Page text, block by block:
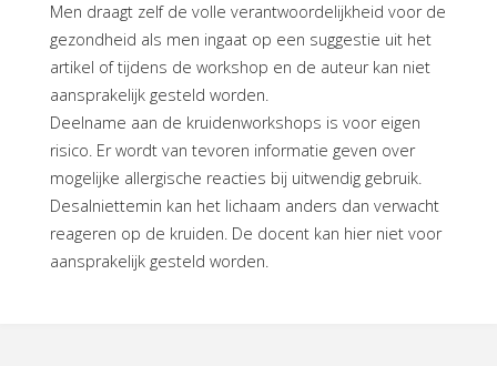
Men draagt zelf de volle verantwoordelijkheid voor de
gezondheid als men ingaat op een suggestie uit het
artikel of tijdens de workshop en de auteur kan niet
aansprakelijk gesteld worden.
Deelname aan de kruidenworkshops is voor eigen
risico. Er wordt van tevoren informatie geven over
mogelijke allergische reacties bij uitwendig gebruik.
Desalniettemin kan het lichaam anders dan verwacht
reageren op de kruiden. De docent kan hier niet voor
aansprakelijk gesteld worden.